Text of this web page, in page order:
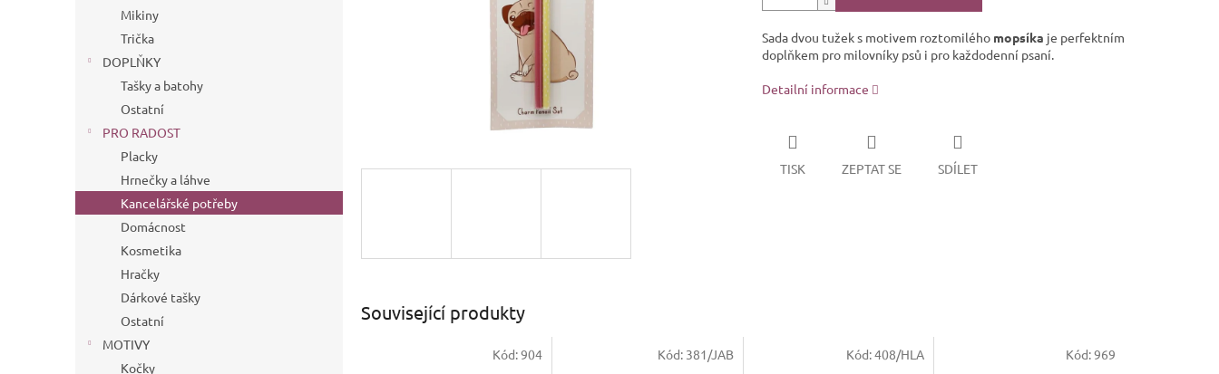
Mikiny
Trička
DOPLŇKY
Tašky a batohy
Ostatní
PRO RADOST
Placky
Hrnečky a láhve
Kancelářské potřeby
Domácnost
Kosmetika
Hračky
Dárkové tašky
Ostatní
MOTIVY
Kočky
Sada dvou tužek s motivem roztomilého mopsíka je perfektním
doplňkem pro milovníky psů i pro každodenní psaní.
Detailní informace
TISK ZEPTAT SE SDÍLET
Související produkty
Kód:904 Kód: 381/JAB Kód:408/HLA Kód:969